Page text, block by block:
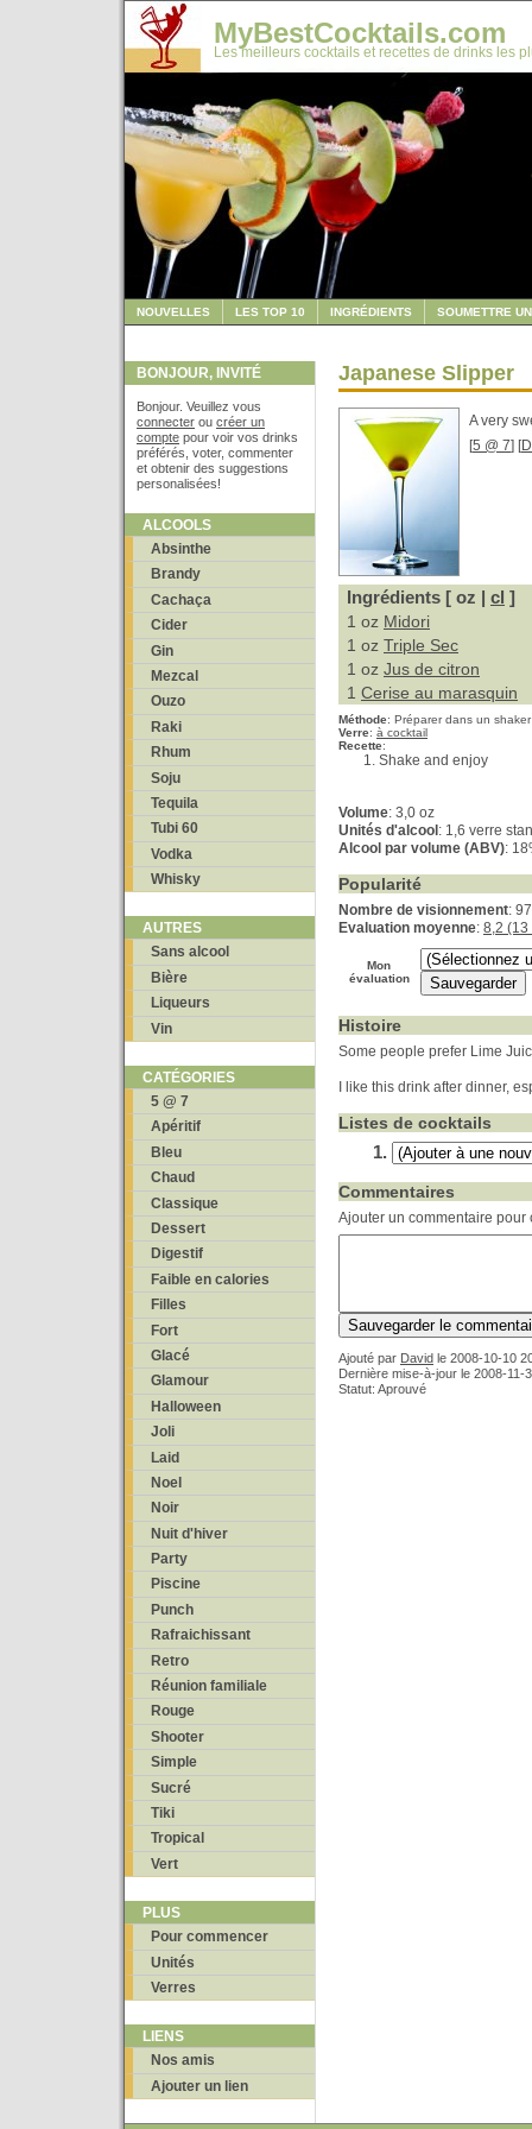
MyBestCocktails.com
Les meilleurs cocktails et recettes de drinks les
NOUVELLES LES TOP 10 INGRÉDIENTS SOUMETTRE
BONJOUR, INVITÉ
Bonjour. Veuillez vous
connecter ou créer un
compte pour voir vos drinks
préférés, voter, commenter
et obtenir des suggestions
personalisées!
ALCOOLS
Absinthe
Brandy
Cachaça
Cider
Gin
Mezcal
Ouzo
Raki
Rhum
Soju
Tequila
Tubi 60
Vodka
Whisky
AUTRES
Sans alcool
Bière
Liqueurs
Vin
CATÉGORIES
5 @ 7
Apéritif
Bleu
Chaud
Classique
Dessert
Digestif
Faible en calories
Filles
Fort
Glacé
Glamour
Halloween
Joli
Laid
Noel
Noir
Nuit d'hiver
Party
Piscine
Punch
Rafraichissant
Retro
Réunion familiale
Rouge
Shooter
Simple
Sucré
Tiki
Tropical
Vert
PLUS
Pour commencer
Unités
Verres
LIENS
Nos amis
Ajouter un lien
Japanese Slipper
A very
[5 @ 7] [
Ingrédients [ oz | cl ]
1 oz Midori
1 oz Triple Sec
1 oz Jus de citron
1 Cerise au marasquin
Méthode: Préparer dans un shaker
Verre: à cocktail
Recette:
Shake and enjoy
Volume: 3,0 oz
Unités d'alcool : 1,6 verre
Alcool par volume (ABV):
Popularité
Nombre de visionnement:
Evaluation moyenne: 8,2
Mon
évaluation
Histoire
Some people prefer Lime
I like this drink after dinner,
Listes de cocktails
Commentaires
Ajouter un commentaire pour
Ajouté par David le 2008-10-10
Dernière mise-à-jour le 2008-11-
Statut: Aprouvé